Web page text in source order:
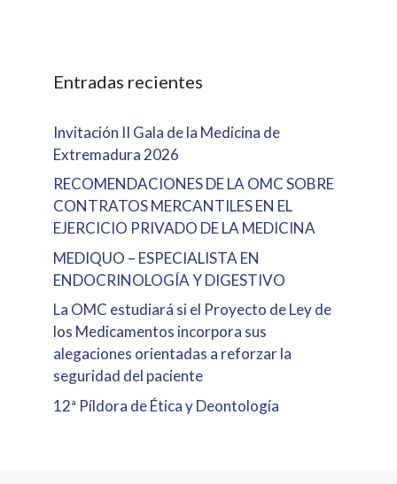
Entradas recientes
Invitación II Gala de la Medicina de
Extremadura 2026
RECOMENDACIONES DE LA OMC SOBRE
CONTRATOS MERCANTILES EN EL
EJERCICIO PRIVADO DE LA MEDICINA
MEDIQUO – ESPECIALISTA EN
ENDOCRINOLOGÍA Y DIGESTIVO
La OMC estudiará si el Proyecto de Ley de
los Medicamentos incorpora sus
alegaciones orientadas a reforzar la
seguridad del paciente
12ª Píldora de Ética y Deontología